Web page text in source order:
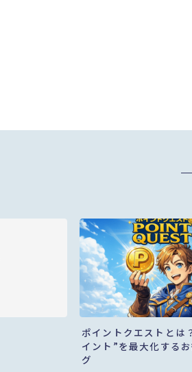
ポイントクエストとは
イント”を最大化する
グ